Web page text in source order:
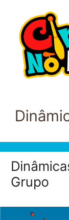
conteúdo
Grupo